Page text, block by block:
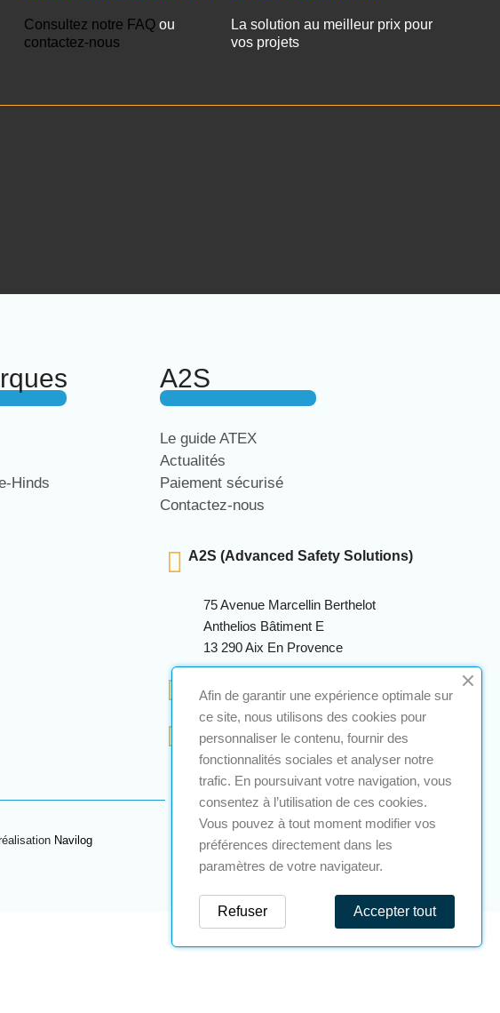
Consultez notre FAQou
contactez-nous
La solution au meilleur prix pour
vos projets
Hinds
A2S
Le guide ATEX
Actualités
Paiement sécurisé
Contactez-nous
A2S (Advanced Safety Solutions)
75 Avenue Marcellin Berthelot
Anthelios Bâtiment E
13 290 Aix En Provence
Navilog
Afin de garantir une expérience optimale sur
ce site, nous utilisons des cookies pour
personnaliser le contenu, fournir des
fonctionnalités sociales et analyser notre
trafic. En poursuivant votre navigation, vous
consentez à l’utilisation de ces cookies.
Vous pouvez à tout moment modifier vos
préférences directement dans les
paramètres de votre navigateur.
Accepter tout
Refuser